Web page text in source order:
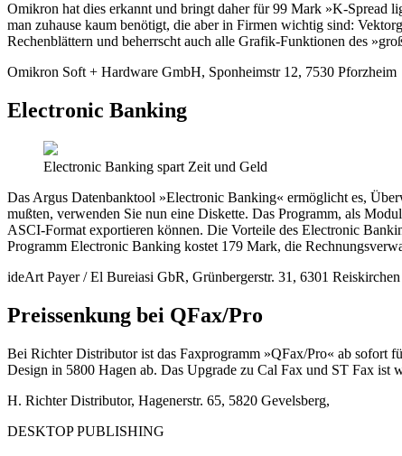
Omikron hat dies erkannt und bringt daher für 99 Mark »K-Spread
man zuhause kaum benötigt, die aber in Firmen wichtig sind:
Rechenblättern und beherrscht auch alle Grafik-Funktionen des
Omikron Soft + Hardware GmbH, Sponheimstr 12, 7530 Pforzheim
Electronic Banking
Electronic Banking spart Zeit und Geld
Das Argus Datenbanktool »Electronic Banking« ermöglicht es,
mußten, verwenden Sie nun eine Diskette. Das Programm, als
ASCI-Format exportieren können. Die Vorteile des Electronic
Programm Electronic Banking kostet 179 Mark, die
ideArt Payer / El Bureiasi GbR, Grünbergerstr. 31, 6301 Reiskirchen
Preissenkung bei QFax/Pro
Bei Richter Distributor ist das Faxprogramm »QFax/Pro« ab sofort
Design in 5800 Hagen ab. Das Upgrade zu Cal Fax und ST Fax ist
H. Richter Distributor, Hagenerstr. 65, 5820 Gevelsberg,
DESKTOP PUBLISHING